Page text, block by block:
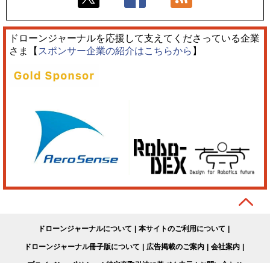
ドローンジャーナルを応援して支えてくださっている企業
さま【 スポンサー企業の紹介はこちらから 】
ドローンジャーナルについて 本サイトのご利用について
ドローンジャーナル冊子版について 広告掲載のご案内 会社案内